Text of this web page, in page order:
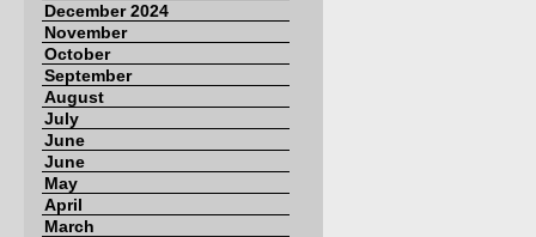
December 2024
November
October
September
August
July
June
June
May
April
March